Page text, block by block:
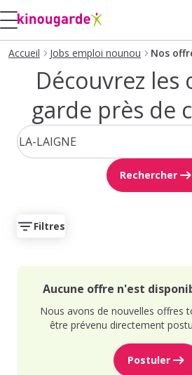
Accueil Jobs emploi nounou Nos
Découvrez les
garde près de
Rechercher
Filtres
Aucune offre n'est
Nous avons de nouvelles offres
être prévenu directement
Postuler